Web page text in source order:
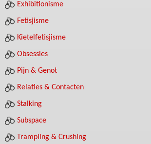
Exhibitionisme
Fetisjisme
Kietelfetisjisme
Obsessies
Pijn & Genot
Relaties & Contacten
Stalking
Subspace
Trampling & Crushing